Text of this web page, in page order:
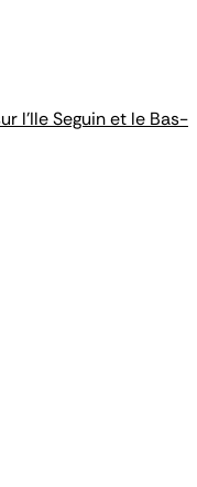
l'Ile Seguin et le Bas-